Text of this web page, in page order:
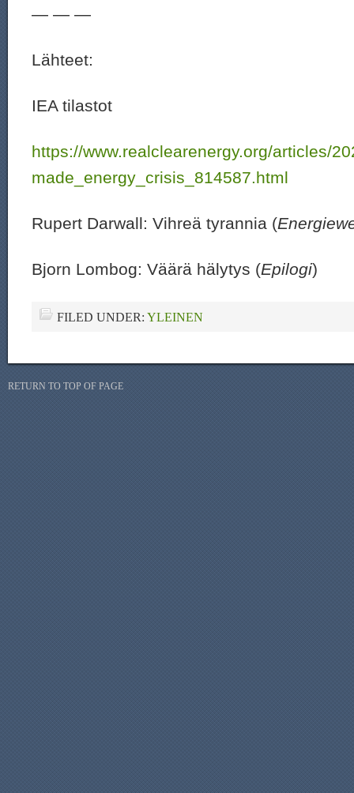
— — —
Lähteet:
IEA tilastot
https://www.realclearenergy.org/articles/
made_energy_crisis_814587.html
Rupert Darwall: Vihreä tyrannia (
Bjorn Lombog: Väärä hälytys (Epilogi)
FILED UNDER: YLEINEN
RETURN TO TOP OF PAGE